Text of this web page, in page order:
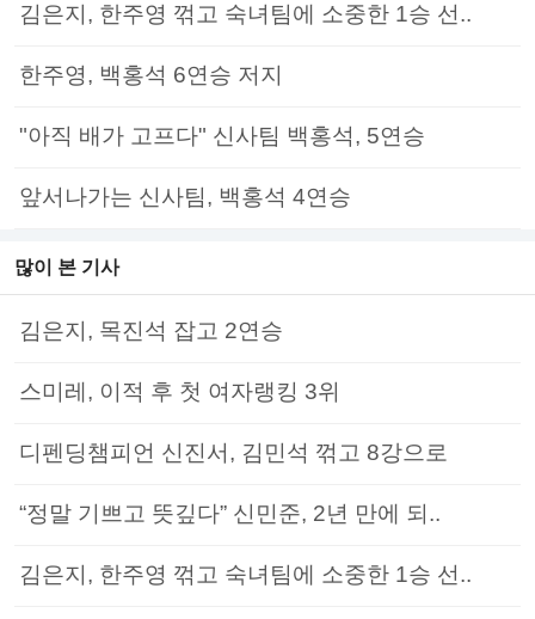
김은지, 한주영 꺾고 숙녀팀에 소중한 1승 선..
한주영, 백홍석 6연승 저지
"아직 배가 고프다" 신사팀 백홍석, 5연승
앞서나가는 신사팀, 백홍석 4연승
많이 본 기사
김은지, 목진석 잡고 2연승
스미레, 이적 후 첫 여자랭킹 3위
디펜딩챔피언 신진서, 김민석 꺾고 8강으로
“정말 기쁘고 뜻깊다” 신민준, 2년 만에 되..
김은지, 한주영 꺾고 숙녀팀에 소중한 1승 선..